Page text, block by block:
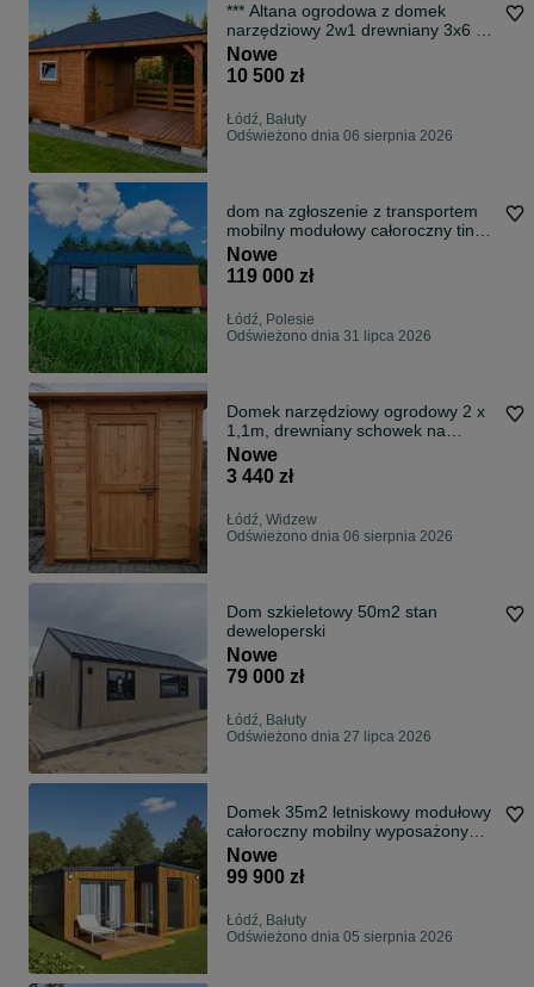
*** Altana ogrodowa z domek
narzędziowy 2w1 drewniany 3x6 m
PRODUCENT ROD
Nowe
10 500 zł
Łódź, Bałuty
Odświeżono dnia 06 sierpnia 2026
dom na zgłoszenie z transportem
mobilny modułowy całoroczny tiny
house
Nowe
119 000 zł
Łódź, Polesie
Odświeżono dnia 31 lipca 2026
Domek narzędziowy ogrodowy 2 x
1,1m, drewniany schowek na
narzędzia
Nowe
3 440 zł
Łódź, Widzew
Odświeżono dnia 06 sierpnia 2026
Dom szkieletowy 50m2 stan
deweloperski
Nowe
79 000 zł
Łódź, Bałuty
Odświeżono dnia 27 lipca 2026
Domek 35m2 letniskowy modułowy
całoroczny mobilny wyposażony
pod klucz
Nowe
99 900 zł
Łódź, Bałuty
Odświeżono dnia 05 sierpnia 2026